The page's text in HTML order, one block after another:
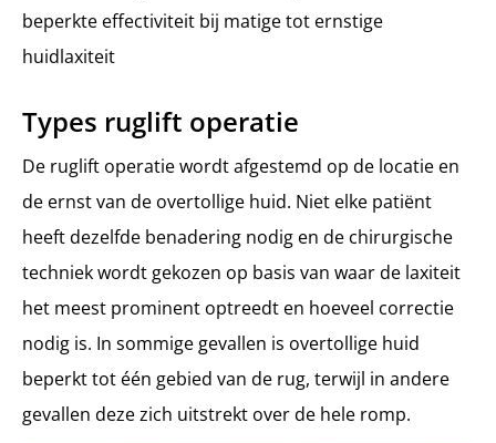
beperkte effectiviteit bij matige tot ernstige
huidlaxiteit
Types ruglift operatie
De ruglift operatie wordt afgestemd op de locatie en
de ernst van de overtollige huid. Niet elke patiënt
heeft dezelfde benadering nodig en de chirurgische
techniek wordt gekozen op basis van waar de laxiteit
het meest prominent optreedt en hoeveel correctie
nodig is. In sommige gevallen is overtollige huid
beperkt tot één gebied van de rug, terwijl in andere
gevallen deze zich uitstrekt over de hele romp.